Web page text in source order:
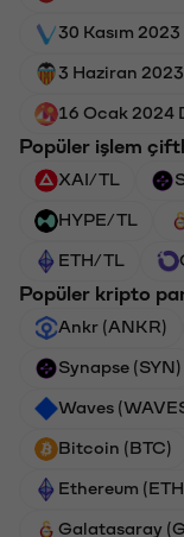
30 Kasım
3 Haziran
16 Ocak 2024
Popüler işlem
XAI/TL
HYPE/TL
ETH/TL
Popüler kripto
Ankr (ANKR)
Synapse (SYN)
Waves
Bitcoin (BTC)
Ethereum
Galatasaray